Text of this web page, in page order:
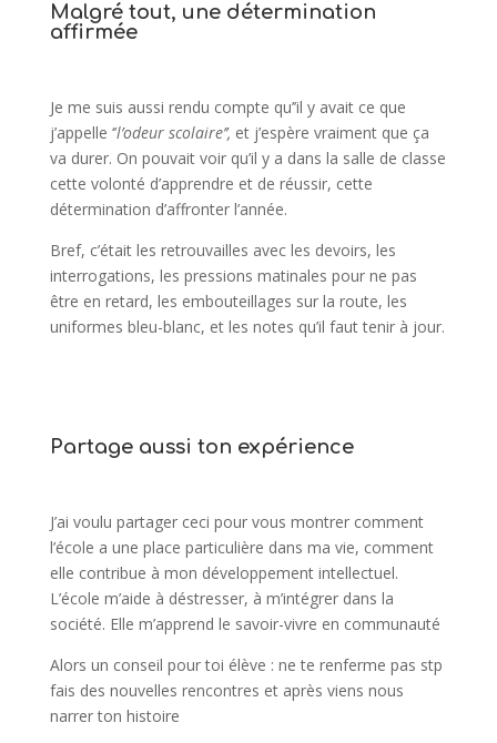
Malgré tout, une détermination
affirmée
Je me suis aussi rendu compte qu’’il y avait ce que
j’appelle ‘’l’odeur scolaire’’, et j’espère vraiment que ça
va durer. On pouvait voir qu’il y a dans la salle de classe
cette volonté d’apprendre et de réussir, cette
détermination d’affronter l’année.
Bref, c’était les retrouvailles avec les devoirs, les
interrogations, les pressions matinales pour ne pas
être en retard, les embouteillages sur la route, les
uniformes bleu-blanc, et les notes qu’il faut tenir à jour.
Partage aussi ton expérience
J’ai voulu partager ceci pour vous montrer comment
l’école a une place particulière dans ma vie, comment
elle contribue à mon développement intellectuel.
L’école m’aide à déstresser, à m’intégrer dans la
société. Elle m’apprend le savoir-vivre en communauté
Alors un conseil pour toi élève : ne te renferme pas stp
fais des nouvelles rencontres et après viens nous
narrer ton histoire